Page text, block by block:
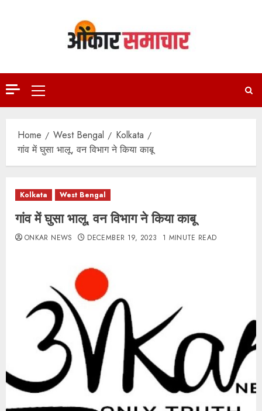
Primary
Menu
Home West Bengal
Kolkata
गांव में घुसा भालू, वन विभाग ने किया काबू
Kolkata West Bengal
गांव में घुसा भालू, वन विभाग ने किया काबू
ONKAR NEWS DECEMBER 19, 2023 1 MINUTE READ